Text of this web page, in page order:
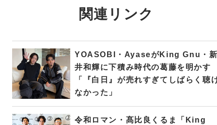
関連リンク
YOASOBI・AyaseがKing Gnu・
井和輝に下積み時代の葛藤を明かす
「『白日』が売れすぎてしばらく聴
なかった」
令和ロマン・髙比良くるま「King